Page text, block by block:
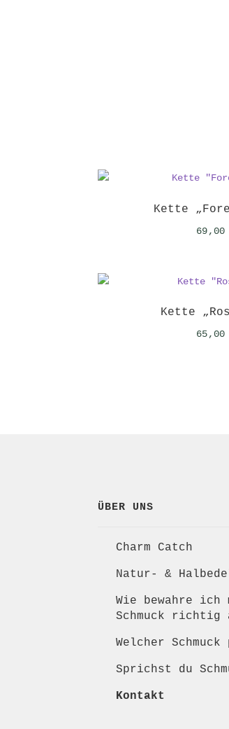
Kette
69,00
Kette
65,00
ÜBER UNS
Charm Catch
Natur- &
Wie bewahre ich
Schmuck richtig
Welcher
Sprichst du
Kontakt